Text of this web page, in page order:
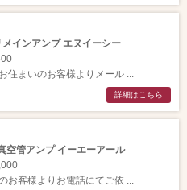
インアンプ エヌイーシー
住まいのお客様よりメール ...
詳細はこちら
空管アンプ イーエーアール
お客様よりお電話にてご依 ...